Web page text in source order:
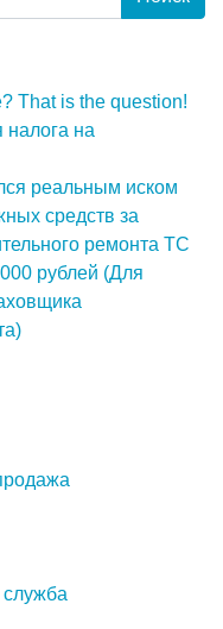
That is the question!
налога на
реальным иском
средств за
ремонта ТС
рублей (Для